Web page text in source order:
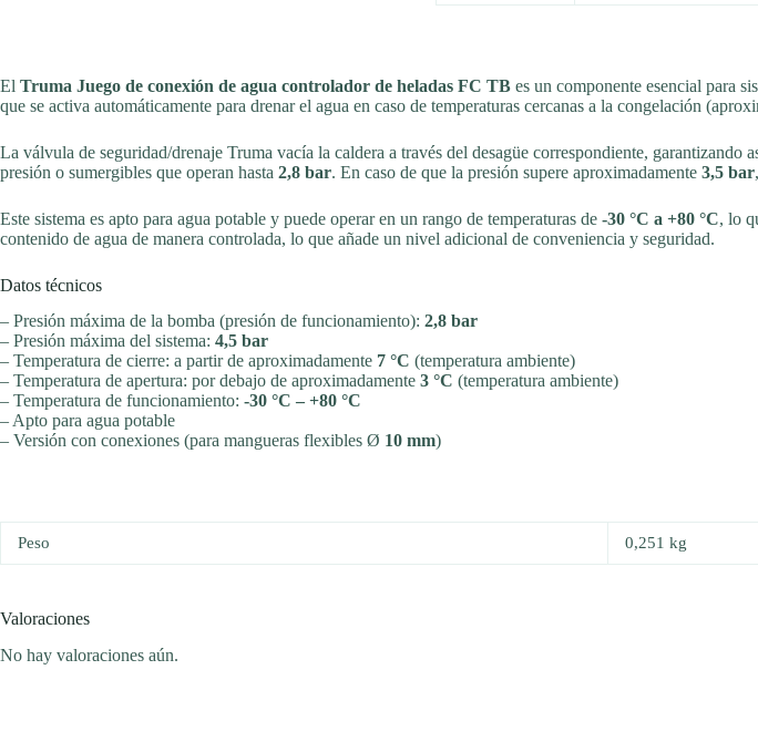
El Truma Juego de conexión de agua controlador de heladas FC TB es un componente esencial para
que se activa automáticamente para drenar el agua en caso de temperaturas cercanas a la congelación
La válvula de seguridad/drenaje Truma vacía la caldera a través del desagüe correspondiente,
presión o sumergibles que operan hasta 2,8 bar. En caso de que la presión supere aproximadamente 3,5 bar
Este sistema es apto para agua potable y puede operar en un rango de temperaturas de -30 °C a +80 °C, lo
contenido de agua de manera controlada, lo que añade un nivel adicional de conveniencia y seguridad.
Datos técnicos
– Presión máxima de la bomba (presión de funcionamiento): 2,8 bar
– Presión máxima del sistema: 4,5 bar
– Temperatura de cierre: a partir de aproximadamente 7 °C (temperatura ambiente)
– Temperatura de apertura: por debajo de aproximadamente 3 °C (temperatura ambiente)
– Temperatura de funcionamiento: -30 °C – +80 °C
– Apto para agua potable
– Versión con conexiones (para mangueras flexibles Ø 10 mm)
Peso 0,251 kg
Valoraciones
No hay valoraciones aún.